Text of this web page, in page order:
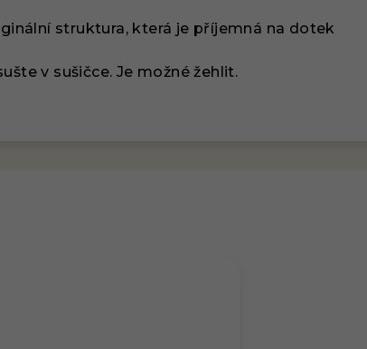
struktura, která je příjemná na dotek
v sušičce. Je možné žehlit.